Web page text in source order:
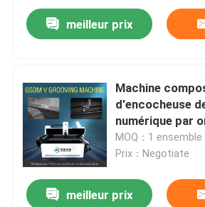
meilleur prix
Machine
d'encocheuse
numérique par
de l'ascenseur
découpeuse
MOQ：1 ensemble
Prix：Negotiate
meilleur prix